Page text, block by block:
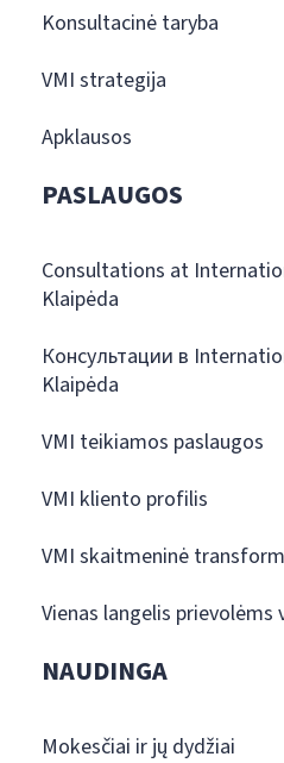
Konsultacinė taryba
VMI strategija
Apklausos
PASLAUGOS
Consultations at
Klaipėda
Консультации в
Klaipėda
VMI teikiamos paslaugos
VMI kliento profilis
VMI skaitmeninė
Vienas langelis
NAUDINGA
Mokesčiai ir jų dydžiai